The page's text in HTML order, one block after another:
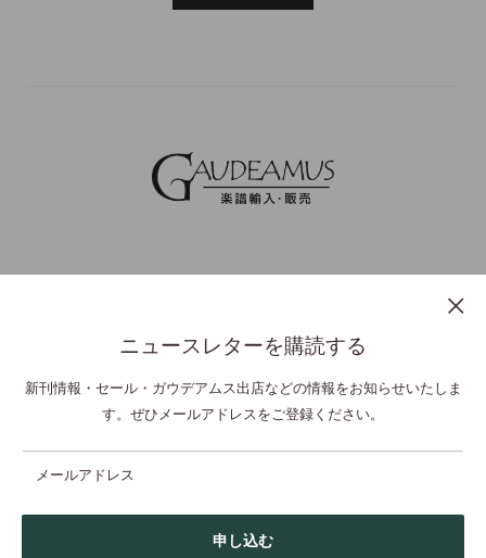
ニュースレターを購読する
新刊情報・セール・ガウデアムス出店などの情報をお知らせいたしま
す。ぜひメールアドレスをご登録ください。
メールアドレス
申し込む
プライバシーポリシー 特定商取引法表示 利用規約
お問い合わせ